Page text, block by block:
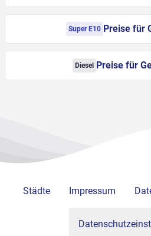
Super E10 Preise für
Diesel Preise für
Städte Impressum